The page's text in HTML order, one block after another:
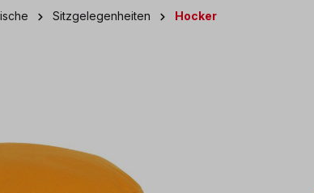
Sitzgelegenheiten Hocker